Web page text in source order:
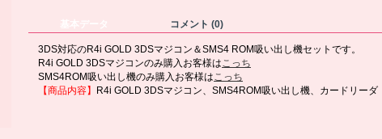
コメント (0)
3DS対応のR4i GOLD 3DSマジコン＆SMS4 ROM吸い出し機セットです。
R4i GOLD 3DSマジコンのみ購入お客様は こっち
SMS4ROM吸い出し機のみ購入お客様は こっち
【商品内容】 R4i GOLD 3DSマジコン、SMS4ROM吸い出し機、カードリーダ